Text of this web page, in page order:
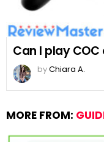
Can I play
byChiara A.
MORE FROM: